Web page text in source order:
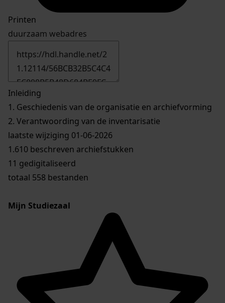
Printen
duurzaam webadres
Inleiding
1. Geschiedenis van de organisatie en archiefvorming
2. Verantwoording van de inventarisatie
laatste wijziging 01-06-2026
1.610 beschreven archiefstukken
11 gedigitaliseerd
totaal 558 bestanden
Mijn Studiezaal